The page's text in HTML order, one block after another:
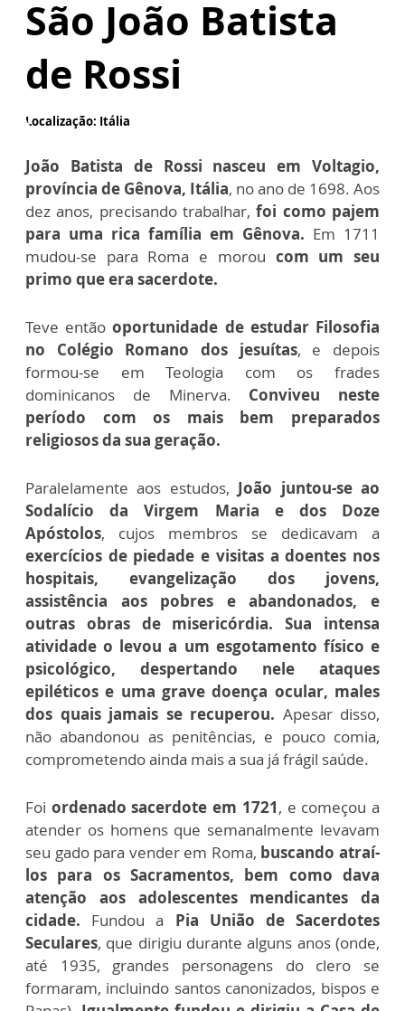
São João Batista
de Rossi
Localização: Itália
João Batista de Rossi nasceu em Voltagio,
província de Gênova, Itália, no ano de 1698. Aos
dez anos, precisando trabalhar,foi como pajem
para uma rica família em Gênova. Em 1711
mudou-se para Roma e morou com um seu
primo que era sacerdote.
Teve entãooportunidade de estudar Filosofia
no Colégio Romano dos jesuítas, e depois
formou-se em Teologia com os frades
dominicanos de Minerva. Conviveu neste
período com os mais bem preparados
religiosos da sua geração.
Paralelamente aos estudos, João juntou-se ao
Sodalício da Virgem Maria e dos Doze
Apóstolos, cujos membros se dedicavam a
exercícios de piedade e visitas a doentes nos
hospitais, evangelização dos jovens,
assistência aos pobres e abandonados, e
outras obras de misericórdia.
Sua intensa
atividade o levou a um esgotamento físico e
psicológico, despertando nele ataques
epiléticos e uma grave doença ocular, males
dos quais jamais se recuperou. Apesar disso,
não abandonou as penitências, e pouco comia,
comprometendo ainda mais a sua já frágil saúde.
Foi ordenado sacerdote em 1721, e começou a
atender os homens que semanalmente levavam
seu gado para vender em Roma, buscando atraí-
los para os Sacramentos, bem como dava
atenção aos adolescentes mendicantes da
cidade. Fundou a Pia União de Sacerdotes
Seculares, que dirigiu durante alguns anos (onde,
até 1935, grandes personagens do clero se
formaram, incluindo santos canonizados, bispos e